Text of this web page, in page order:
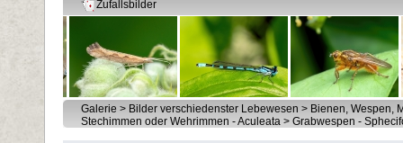
Zufallsbilder
Galerie > Bilder verschiedenster Lebewesen > Bienen, Wespen,
Stechimmen oder Wehrimmen - Aculeata > Grabwespen -